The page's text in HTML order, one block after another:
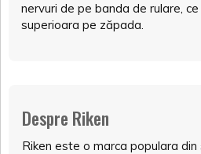
nervuri de pe banda de rulare,
superioara pe zăpada.
Despre Riken
Riken este o marca populara